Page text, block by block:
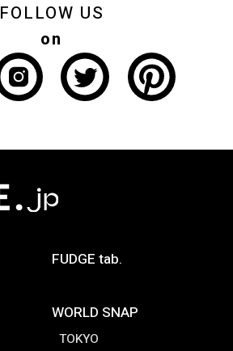
FOLLOW US
on
FUDGE tab.
WORLD SNAP
TOKYO